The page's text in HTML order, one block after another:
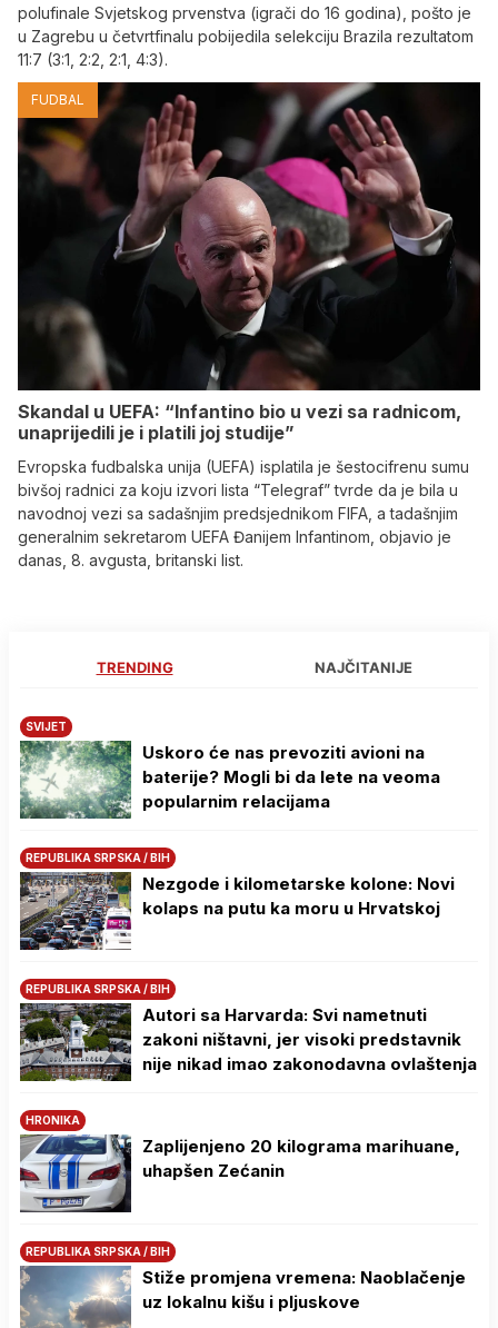
polufinale Svjetskog prvenstva (igrači do 16 godina), pošto je
u Zagrebu u četvrtfinalu pobijedila selekciju Brazila rezultatom
11:7 (3:1, 2:2, 2:1, 4:3).
FUDBAL
Skandal u UEFA: “Infantino bio u vezi sa radnicom,
unaprijedili je i platili joj studije”
Evropska fudbalska unija (UEFA) isplatila je šestocifrenu sumu
bivšoj radnici za koju izvori lista “Telegraf” tvrde da je bila u
navodnoj vezi sa sadašnjim predsjednikom FIFA, a tadašnjim
generalnim sekretarom UEFA Đanijem Infantinom, objavio je
danas, 8. avgusta, britanski list.
TRENDING NAJČITANIJE
SVIJET
Uskoro će nas prevoziti avioni na
baterije? Mogli bi da lete na veoma
popularnim relacijama
REPUBLIKA SRPSKA / BIH
Nezgode i kilometarske kolone: Novi
kolaps na putu ka moru u Hrvatskoj
REPUBLIKA SRPSKA / BIH
Autori sa Harvarda: Svi nametnuti
zakoni ništavni, jer visoki predstavnik
nije nikad imao zakonodavna ovlaštenja
HRONIKA
Zaplijenjeno 20 kilograma marihuane,
uhapšen Zećanin
REPUBLIKA SRPSKA / BIH
Stiže promjena vremena: Naoblačenje
uz lokalnu kišu i pljuskove